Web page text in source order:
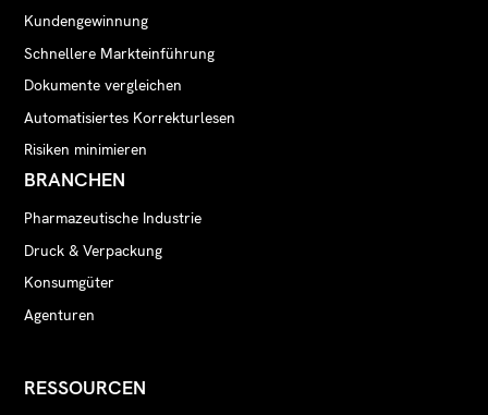
Kundengewinnung
Schnellere Markteinführung
Dokumente vergleichen
Automatisiertes Korrekturlesen
Risiken minimieren
BRANCHEN
Pharmazeutische Industrie
Druck & Verpackung
Konsumgüter
Agenturen
RESSOURCEN